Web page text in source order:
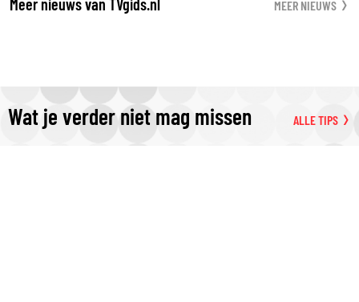
MEER NIEUWS
Wat je verder niet mag missen ALLE TIPS